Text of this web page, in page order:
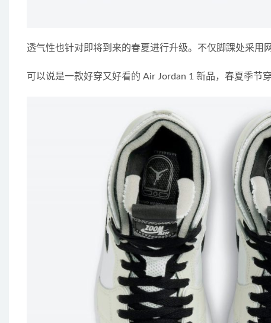
透气性也针对即将到来的春夏进行升级。不仅脚踝处采用
可以说是一款好穿又好看的 Air Jordan 1 新品，春夏季节穿